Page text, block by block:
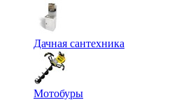
Дачная сантехника
Мотобуры